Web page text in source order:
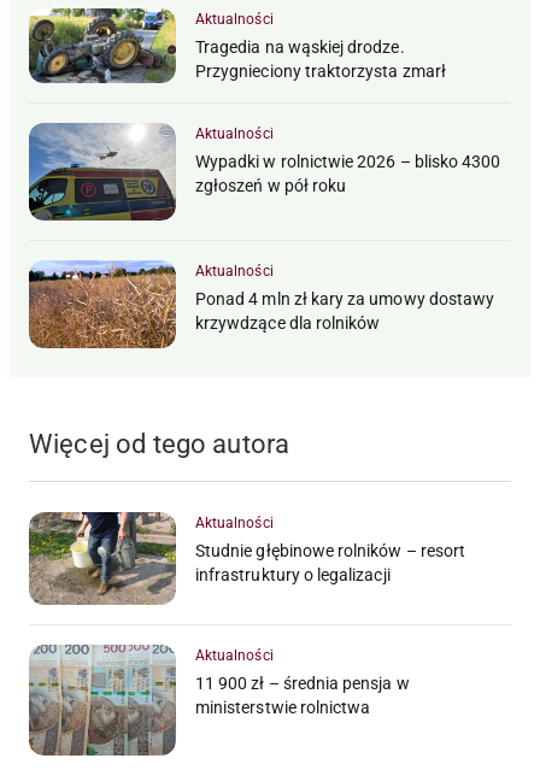
Aktualności
Tragedia na wąskiej drodze.
Przygnieciony traktorzysta zmarł
Aktualności
Wypadki w rolnictwie 2026 – blisko 4300
zgłoszeń w pół roku
Aktualności
Ponad 4 mln zł kary za umowy dostawy
krzywdzące dla rolników
Więcej od tego autora
Aktualności
Studnie głębinowe rolników – resort
infrastruktury o legalizacji
Aktualności
11 900 zł – średnia pensja w
ministerstwie rolnictwa